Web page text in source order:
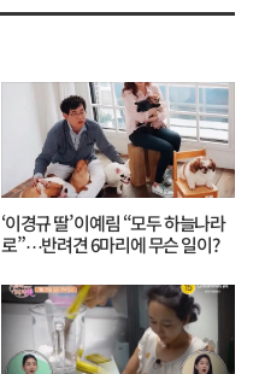
‘이경규 딸’ 이예림 “모두 하늘나라
로”⋯반려견 6마리에 무슨 일이?